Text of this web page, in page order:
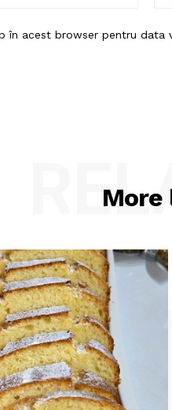
în acest browser pentru data
More